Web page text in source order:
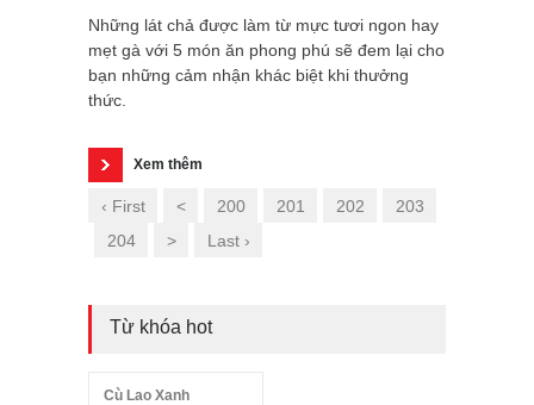
Những lát chả được làm từ mực tươi ngon hay
mẹt gà với 5 món ăn phong phú sẽ đem lại cho
bạn những cảm nhận khác biệt khi thưởng
thức.
Xem thêm
‹ First < 200 201 202
203
204
> Last ›
Từ khóa hot
Cù Lao Xanh